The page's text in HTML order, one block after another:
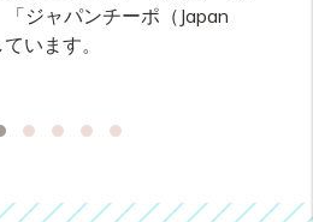
「ジャパンチーポ（Japan
います。